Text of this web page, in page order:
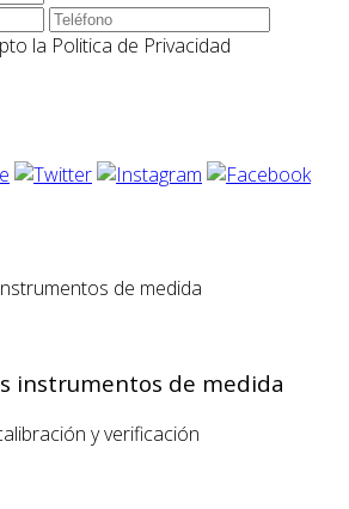
la Politica de Privacidad
instrumentos de medida